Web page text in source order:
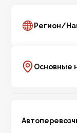
Регион/
Основные